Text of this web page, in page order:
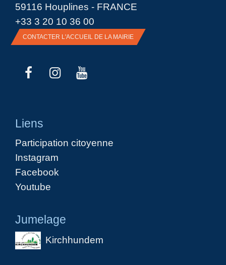
59116 Houplines - FRANCE
+33 3 20 10 36 00
CONTACTER L'ACCUEIL DE LA MAIRIE
Liens
Participation citoyenne
Instagram
Facebook
Youtube
Jumelage
Kirchhundem